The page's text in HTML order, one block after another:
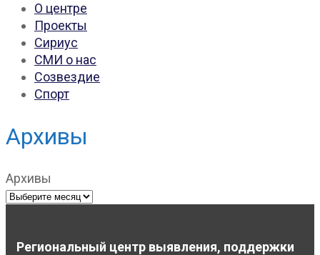
О центре
Проекты
Сириус
СМИ о нас
Созвездие
Спорт
Архивы
Архивы
Региональный центр выявления, поддержки